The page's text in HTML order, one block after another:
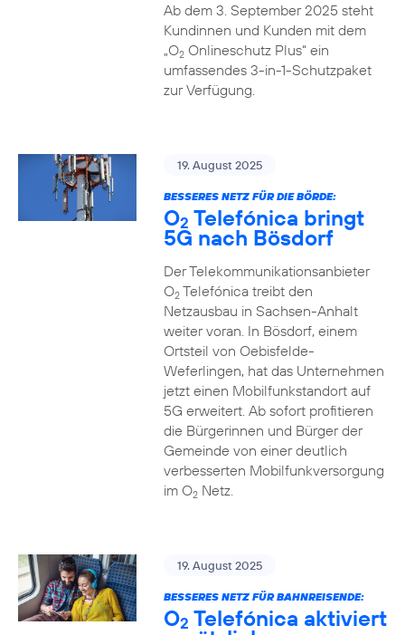
Ab dem 3. September 2025 steht
Kundinnen und Kunden mit dem
„O2Onlineschutz Plus“ ein
umfassendes 3-in-1-Schutzpaket
zur Verfügung.
19. August 2025
BESSERES NETZ FÜR DIE BÖRDE:
O2 Telefónica bringt
5G nach Bösdorf
Der Telekommunikationsanbieter
O2Telefónica treibt den
Netzausbau in Sachsen-Anhalt
weiter voran. In Bösdorf, einem
Ortsteil von Oebisfelde-
Weferlingen, hat das Unternehmen
jetzt einen Mobilfunkstandort auf
5G erweitert. Ab sofort profitieren
die Bürgerinnen und Bürger der
Gemeinde von einer deutlich
verbesserten Mobilfunkversorgung
im O2Netz.
19. August 2025
BESSERES NETZ FÜR BAHNREISENDE:
O2 Telefónica aktiviert